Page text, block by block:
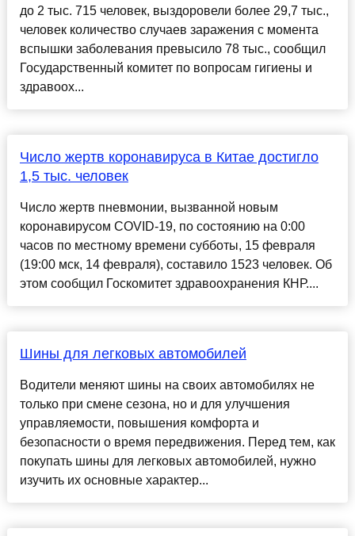
до 2 тыс. 715 человек, выздоровели более 29,7 тыс.,
человек количество случаев заражения с момента
вспышки заболевания превысило 78 тыс., сообщил
Государственный комитет по вопросам гигиены и
здравоох...
Число жертв коронавируса в Китае достигло
1,5 тыс. человек
Число жертв пневмонии, вызванной новым
коронавирусом COVID-19, по состоянию на 0:00
часов по местному времени субботы, 15 февраля
(19:00 мск, 14 февраля), составило 1523 человек. Об
этом сообщил Госкомитет здравоохранения КНР....
Шины для легковых автомобилей
Водители меняют шины на своих автомобилях не
только при смене сезона, но и для улучшения
управляемости, повышения комфорта и
безопасности о время передвижения. Перед тем, как
покупать шины для легковых автомобилей, нужно
изучить их основные характер...